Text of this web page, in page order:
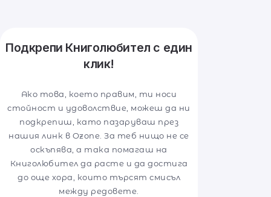
Подкрепи Книголюбител с един
клик!
Ако това, което правим, ти носи
стойност и удоволствие, можеш да ни
подкрепиш, като пазаруваш през
нашия линк в Ozone. За теб нищо не се
оскъпява, а така помагаш на
Книголюбител да расте и да достига
до още хора, които търсят смисъл
между редовете.